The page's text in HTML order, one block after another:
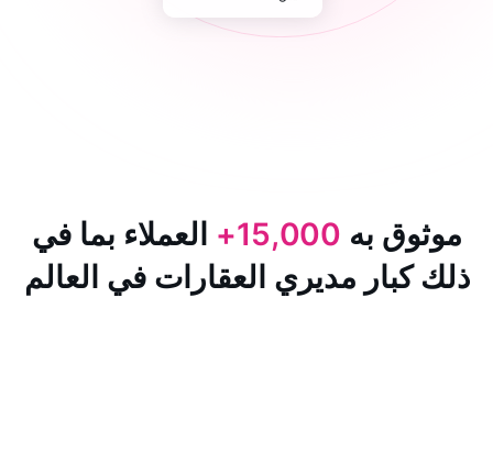
به15,000+ العملاء بما في
مديري العقارات في العالم